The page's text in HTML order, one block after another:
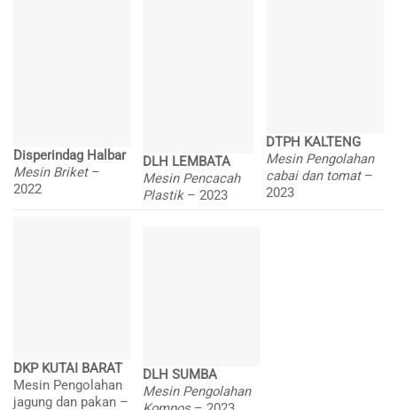
Disperindag Halbar
Mesin Briket –
2022
DLH LEMBATA
Mesin Pencacah
Plastik – 2023
DTPH KALTENG
Mesin Pengolahan
cabai dan tomat –
2023
DKP KUTAI BARAT
Mesin Pengolahan
jagung dan pakan –
DLH SUMBA
Mesin Pengolahan